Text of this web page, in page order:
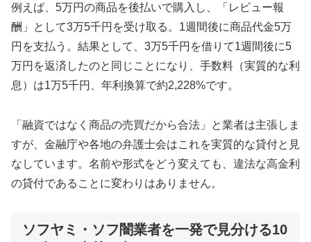
例えば、5万円の商品を後払いで購入し、「レビュー報
酬」として3万5千円を受け取る。1週間後に商品代金5万
円を支払う。結果として、3万5千円を借りて1週間後に5
万円を返済したのと同じことになり、手数料（実質的な利
息）は1万5千円、年利換算で約2,228%です。
「融資ではなく商品の売買だから合法」と業者は主張しま
すが、金融庁や各地の弁護士会はこれを実質的な貸付と見
なしています。名前や形式をどう変えても、違法な高金利
の貸付であることに変わりはありません。
ソフヤミ・ソフ闇業者を一発で見分ける10